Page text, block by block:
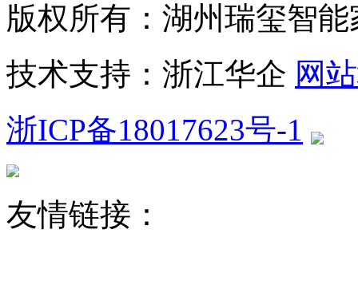
版权所有：湖州瑞玺智能
技术支持：浙江华企 网
浙ICP备18017623号-1
友情链接：